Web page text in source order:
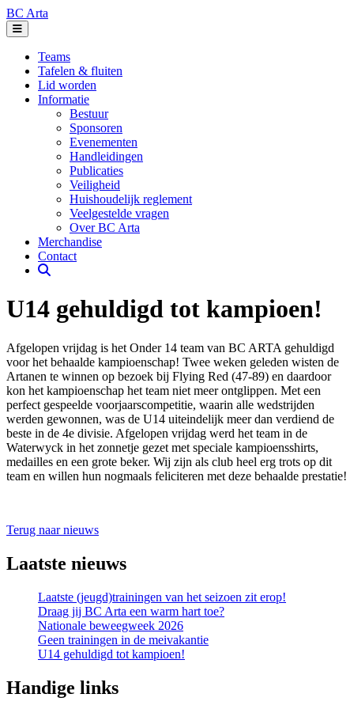
BC Arta
Teams
Tafelen & fluiten
Lid worden
Informatie
Bestuur
Sponsoren
Evenementen
Handleidingen
Publicaties
Veiligheid
Huishoudelijk reglement
Veelgestelde vragen
Over BC Arta
Merchandise
Contact
U14 gehuldigd tot kampioen!
Afgelopen vrijdag is het Onder 14 team van BC ARTA gehuldigd
voor het behaalde kampioenschap! Twee weken geleden wisten de
Artanen te winnen op bezoek bij Flying Red (47-89) en daardoor
kon het kampioenschap het team niet meer ontglippen. Met een
perfect gespeelde voorjaarscompetitie, waarin alle wedstrijden
werden gewonnen, was de U14 uiteindelijk meer dan verdiend de
beste in de 4e divisie. Afgelopen vrijdag werd het team in de
Waterwyck in het zonnetje gezet met speciale kampioensshirts,
medailles en een grote beker. Wij zijn als club heel erg trots op dit
team en willen hun nogmaals feliciteren met deze behaalde prestatie!
Terug naar nieuws
Laatste nieuws
Laatste (jeugd)trainingen van het seizoen zit erop!
Draag jij BC Arta een warm hart toe?
Nationale beweegweek 2026
Geen trainingen in de meivakantie
U14 gehuldigd tot kampioen!
Handige links